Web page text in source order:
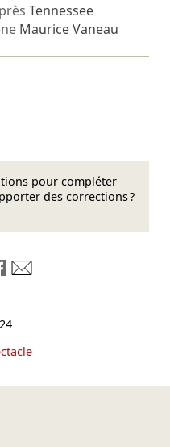
Tennessee
Maurice Vaneau
pour compléter
des corrections ?
LinkedIn
sur Mastodon
sur Bluesky
Partager sur Facebook